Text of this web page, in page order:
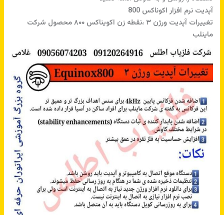
آپدیت نرم افزار اکوناکس 800
تغییرات آپدیت ورژن ۳ ،نقطه زن اکویناکس ۸۰۰ محصول شرکت
ماینلب